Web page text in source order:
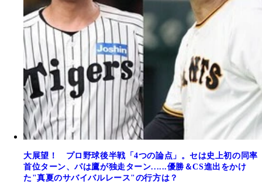
大展望！ プロ野球後半戦「4つの論点」。セは史上初の同率
首位ターン、パは鷹が独走ターン......優勝＆CS進出をかけ
た"真夏のサバイバルレース"の行方は？